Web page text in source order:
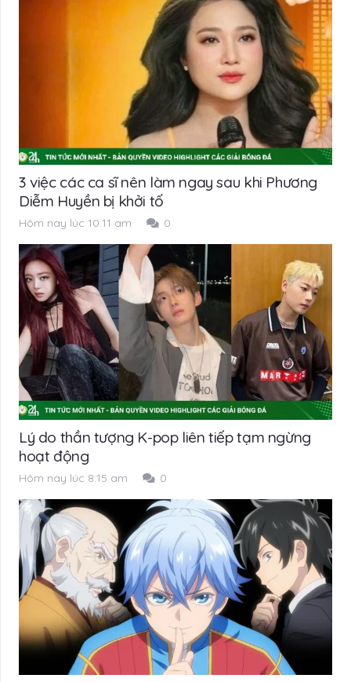
3 việc các ca sĩ nên làm ngay sau khi Phương
Diễm Huyền bị khởi tố
Hôm nay lúc 10:11 am 0
Lý do thần tượng K-pop liên tiếp tạm ngừng
hoạt động
Hôm nay lúc 8:15 am 0